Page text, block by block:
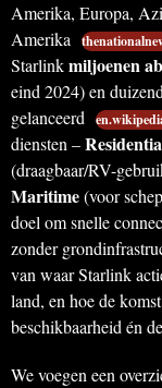
Amerika, Europa,
Amerika
Starlinkmiljoenen
eind 2024) en
gelanceerd
diensten –
(draagbaar/RV-
Maritime(voor
doel om snelle
zonder
van waar Starlink
land, en hoe de
beschikbaarheid én
We voegen een